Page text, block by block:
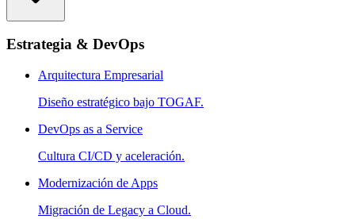
Estrategia & DevOps
Arquitectura Empresarial
Diseño estratégico bajo TOGAF.
DevOps as a Service
Cultura CI/CD y aceleración.
Modernización de Apps
Migración de Legacy a Cloud.